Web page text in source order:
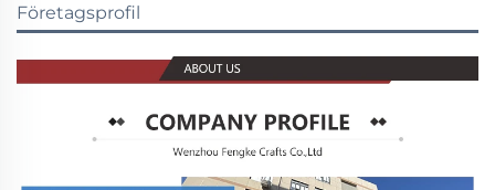
Företagsprofil